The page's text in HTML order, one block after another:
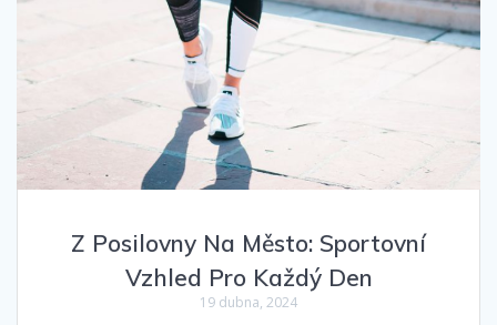
Z Posilovny Na Město: Sportovní
Vzhled Pro Každý Den
19 dubna, 2024